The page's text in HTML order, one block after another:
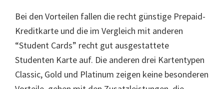
Bei den Vorteilen fallen die recht günstige Prepaid-
Kreditkarte und die im Vergleich mit anderen
“Student Cards” recht gut ausgestattete
Studenten Karte auf. Die anderen drei Kartentypen
Classic, Gold und Platinum zeigen keine besonderen